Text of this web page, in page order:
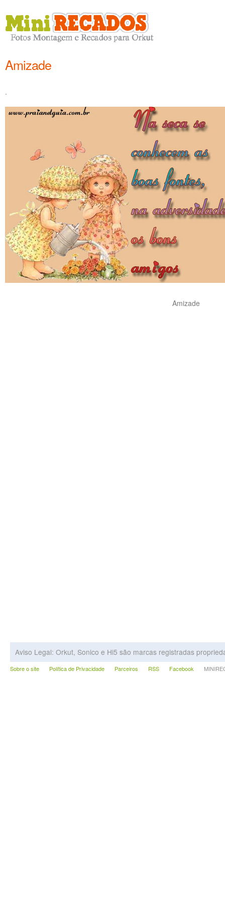
Amizade
.
Amizade
Aviso Legal: Orkut, Sonico e Hi5 são marcas registradas
Sobre o site Política de Privacidade Parceiros RSS Facebook